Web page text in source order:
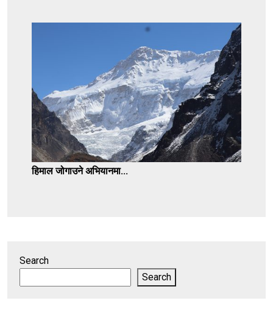
हिमाल जोगाउने अभियानमा...
Search
Search